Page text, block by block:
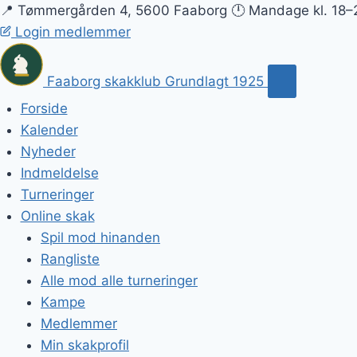
📍 Tømmergården 4, 5600 Faaborg 🕛 Mandage kl.
Login medlemmer
Faaborg skakklub Grundlagt 1925
Forside
Kalender
Nyheder
Indmeldelse
Turneringer
Online skak
Spil mod hinanden
Rangliste
Alle mod alle turneringer
Kampe
Medlemmer
Min skakprofil